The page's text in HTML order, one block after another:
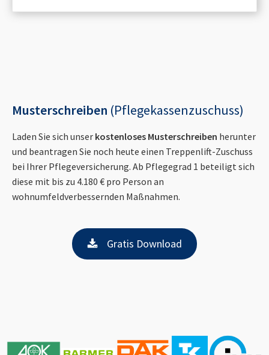
Musterschreiben (Pflegekassenzuschuss)
Laden Sie sich unser kostenloses Musterschreiben herunter
und beantragen Sie noch heute einen Treppenlift-Zuschuss
bei Ihrer Pflegeversicherung. Ab Pflegegrad 1 beteiligt sich
diese mit bis zu 4.180 € pro Person an
wohnumfeldverbessernden Maßnahmen.
Gratis Download